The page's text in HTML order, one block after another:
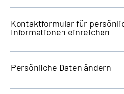
Kontaktformular für
Informationen einreichen
Persönliche Daten ändern